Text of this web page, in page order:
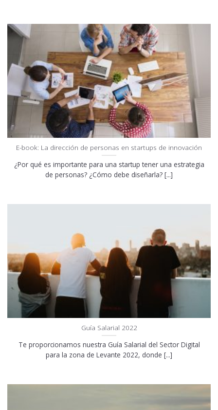
E-book: La dirección de personas en startups de innovación
¿Por qué es importante para una startup tener una estrategia
de personas? ¿Cómo debe diseñarla? [...]
Guía Salarial 2022
Te proporcionamos nuestra Guía Salarial del Sector Digital
para la zona de Levante 2022, donde [...]